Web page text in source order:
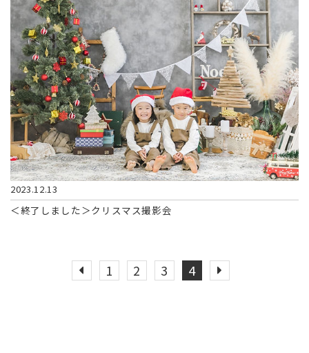
2023.12.13
＜終了しました＞クリスマス撮影会​
1 2 3 4